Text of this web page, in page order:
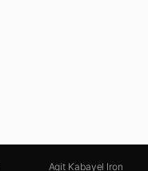
Agit Kabayel Iron